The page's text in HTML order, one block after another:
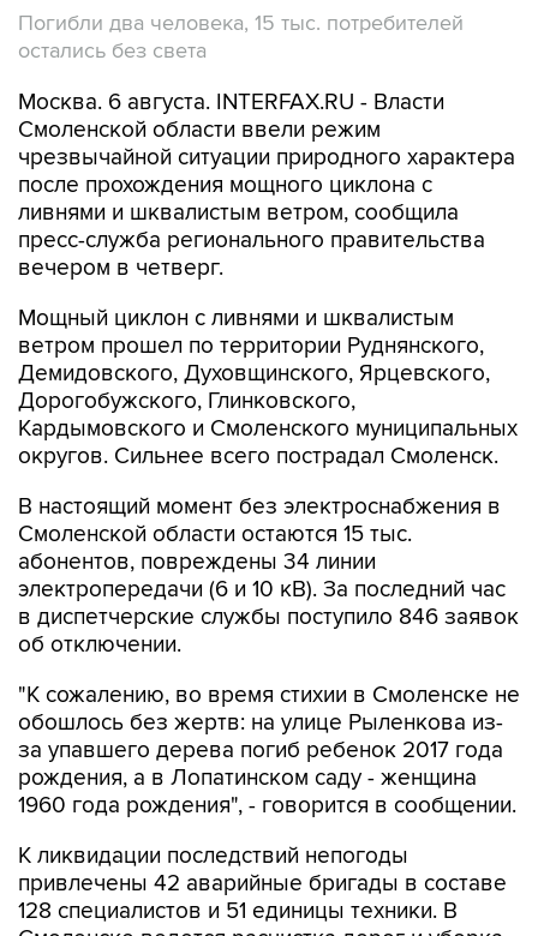
Погибли два человека, 15 тыс. потребителей
остались без света
Москва. 6 августа. INTERFAX.RU - Власти
Смоленской области ввели режим
чрезвычайной ситуации природного характера
после прохождения мощного циклона с
ливнями и шквалистым ветром, сообщила
пресс-служба регионального правительства
вечером в четверг.
Мощный циклон с ливнями и шквалистым
ветром прошел по территории Руднянского,
Демидовского, Духовщинского, Ярцевского,
Дорогобужского, Глинковского,
Кардымовского и Смоленского муниципальных
округов. Сильнее всего пострадал Смоленск.
В настоящий момент без электроснабжения в
Смоленской области остаются 15 тыс.
абонентов, повреждены 34 линии
электропередачи (6 и 10 кВ). За последний час
в диспетчерские службы поступило 846 заявок
об отключении.
"К сожалению, во время стихии в Смоленске не
обошлось без жертв: на улице Рыленкова из-
за упавшего дерева погиб ребенок 2017 года
рождения, а в Лопатинском саду - женщина
1960 года рождения", - говорится в сообщении.
К ликвидации последствий непогоды
привлечены 42 аварийные бригады в составе
128 специалистов и 51 единицы техники. В